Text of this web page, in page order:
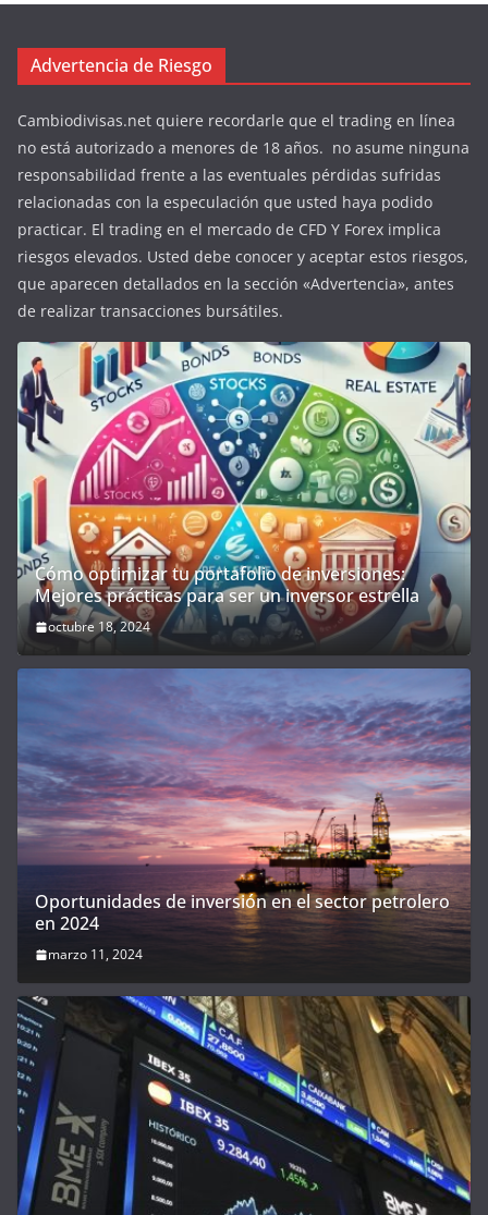
Advertencia de Riesgo
Cambiodivisas.net quiere recordarle que el trading en línea
no está autorizado a menores de 18 años. no asume ninguna
responsabilidad frente a las eventuales pérdidas sufridas
relacionadas con la especulación que usted haya podido
practicar. El trading en el mercado de CFD Y Forex implica
riesgos elevados. Usted debe conocer y aceptar estos riesgos,
que aparecen detallados en la sección «Advertencia», antes
de realizar transacciones bursátiles.
Cómo optimizar tu portafolio de inversiones:
Mejores prácticas para ser un inversor estrella
octubre 18, 2024
Oportunidades de inversión en el sector petrolero
en 2024
marzo 11, 2024